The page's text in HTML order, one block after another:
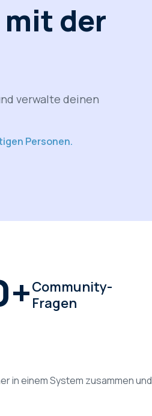
der
verwalte deinen
Personen.
+Community-
Fragen
in einem System zusammen und